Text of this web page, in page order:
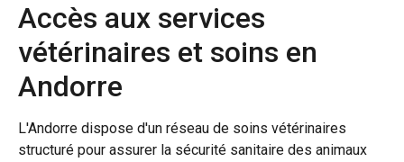
Accès aux services
vétérinaires et soins en
Andorre
L'Andorre dispose d'un réseau de soins vétérinaires
structuré pour assurer la sécurité sanitaire des animaux